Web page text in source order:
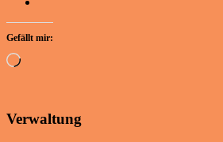
Gefällt mir:
Wird
Verwaltung